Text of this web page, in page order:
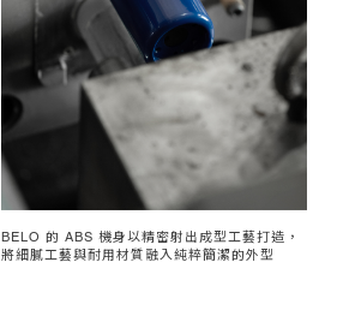
BELO 的 ABS 機身以精密射出成型工藝打造，
將細膩工藝與耐用材質融入純粹簡潔的外型